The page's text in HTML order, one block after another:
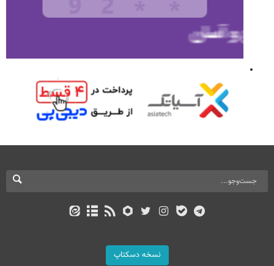
نسخه دسکتاپ